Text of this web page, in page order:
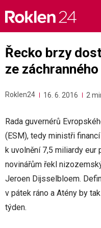
content
Řecko brzy
ze
Roklen24 16. 6. 2016 2
Rada guvernérů
(ESM), tedy ministři
k uvolnění 7,5 miliardy eur
novinářům řekl
Jeroen Dijsselbloem.
v pátek ráno a Atény by
týden.